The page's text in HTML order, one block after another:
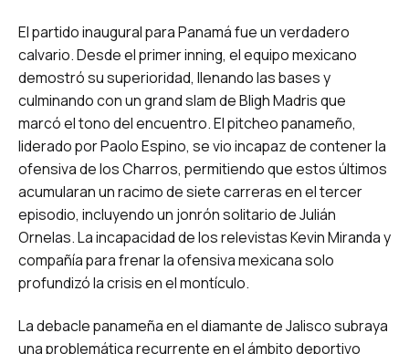
El partido inaugural para Panamá fue un verdadero
calvario. Desde el primer inning, el equipo mexicano
demostró su superioridad, llenando las bases y
culminando con un grand slam de Bligh Madris que
marcó el tono del encuentro. El pitcheo panameño,
liderado por Paolo Espino, se vio incapaz de contener la
ofensiva de los Charros, permitiendo que estos últimos
acumularan un racimo de siete carreras en el tercer
episodio, incluyendo un jonrón solitario de Julián
Ornelas. La incapacidad de los relevistas Kevin Miranda y
compañía para frenar la ofensiva mexicana solo
profundizó la crisis en el montículo.
La debacle panameña en el diamante de Jalisco subraya
una problemática recurrente en el ámbito deportivo